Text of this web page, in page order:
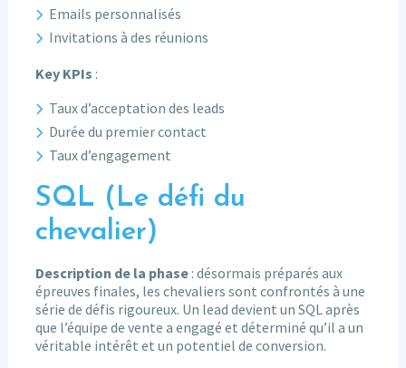
Emails personnalisés
Invitations à des réunions
Key KPIs :
Taux d’acceptation des leads
Durée du premier contact
Taux d’engagement
SQL (Le défi du
chevalier)
Description de la phase: désormais préparés aux
épreuves finales, les chevaliers sont confrontés à une
série de défis rigoureux. Un lead devient un SQL après
que l’équipe de vente a engagé et déterminé qu’il a un
véritable intérêt et un potentiel de conversion.